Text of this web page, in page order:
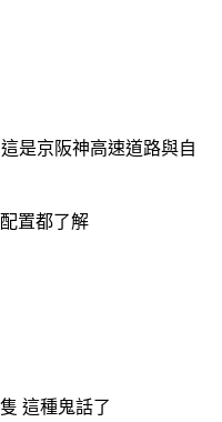
是京阪神高速道路與自
置都了解
這種鬼話了